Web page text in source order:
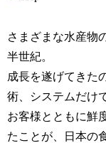
さまざまな水産物
半世紀。
成長を遂げてきた
術、システムだけ
お客様とともに鮮
たことが、日本の